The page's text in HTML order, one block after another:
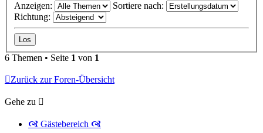
Anzeigen:
Sortiere nach:
Richtung:
6 Themen • Seite 1 von 1
Zurück zur Foren-Übersicht
Gehe zu
🙧 Gästebereich 🙧